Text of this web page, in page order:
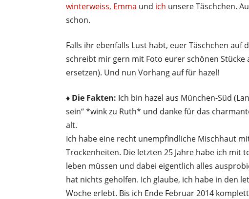
winterweiss, Emma und ich unsere Täschchen.
schon.
Falls ihr ebenfalls Lust habt, euer Täschchen auf
schreibt mir gern mit Foto eurer schönen Stücke
ersetzen). Und nun Vorhang auf für hazel!
♦ Die Fakten: Ich bin hazel aus München-Süd
sein“ *wink zu Ruth* und danke für das
alt.
Ich habe eine recht unempfindliche Mischhaut
Trockenheiten. Die letzten 25 Jahre habe ich mit
leben müssen und dabei eigentlich alles
hat nichts geholfen. Ich glaube, ich habe in den
Woche erlebt. Bis ich Ende Februar 2014